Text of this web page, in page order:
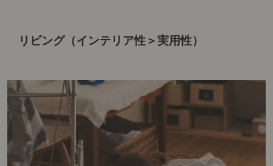
リビング（インテリア性＞実用性）